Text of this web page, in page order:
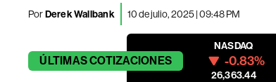
PorDerek Wallbank 10 de julio, 2025 | 09:48 PM
ÚLTIMASCOTIZACIONES
NASDAQ
-0.83%
26,363.44